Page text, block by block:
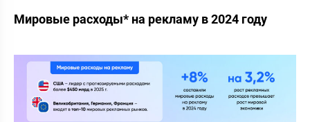
Мировые расходы* на рекламу в 2024 году